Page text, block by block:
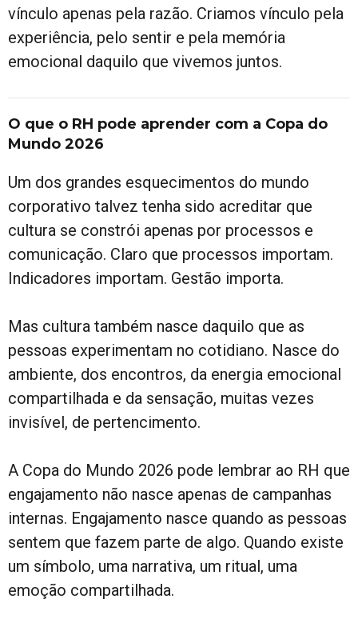
vínculo apenas pela razão. Criamos vínculo pela
experiência, pelo sentir e pela memória
emocional daquilo que vivemos juntos.
O que o RH pode aprender com a Copa do
Mundo 2026
Um dos grandes esquecimentos do mundo
corporativo talvez tenha sido acreditar que
cultura se constrói apenas por processos e
comunicação. Claro que processos importam.
Indicadores importam. Gestão importa.
Mas cultura também nasce daquilo que as
pessoas experimentam no cotidiano. Nasce do
ambiente, dos encontros, da energia emocional
compartilhada e da sensação, muitas vezes
invisível, de pertencimento.
A Copa do Mundo 2026 pode lembrar ao RH que
engajamento não nasce apenas de campanhas
internas. Engajamento nasce quando as pessoas
sentem que fazem parte de algo. Quando existe
um símbolo, uma narrativa, um ritual, uma
emoção compartilhada.